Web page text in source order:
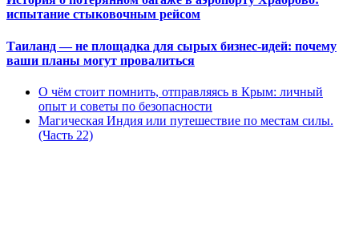
испытание стыковочным рейсом
Таиланд — не площадка для сырых бизнес-идей: почему
ваши планы могут провалиться
О чём стоит помнить, отправляясь в Крым: личный
опыт и советы по безопасности
Магическая Индия или путешествие по местам силы.
(Часть 22)